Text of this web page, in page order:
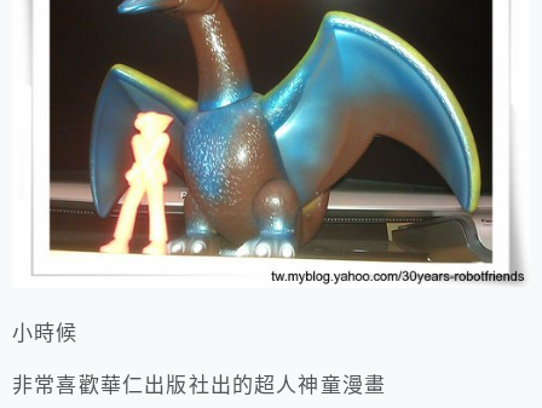
小時候
非常喜歡華仁出版社出的超人神童漫畫